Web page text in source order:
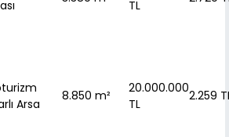
TL
Arsa
8.850 m²
20.000.000
TL
2.259